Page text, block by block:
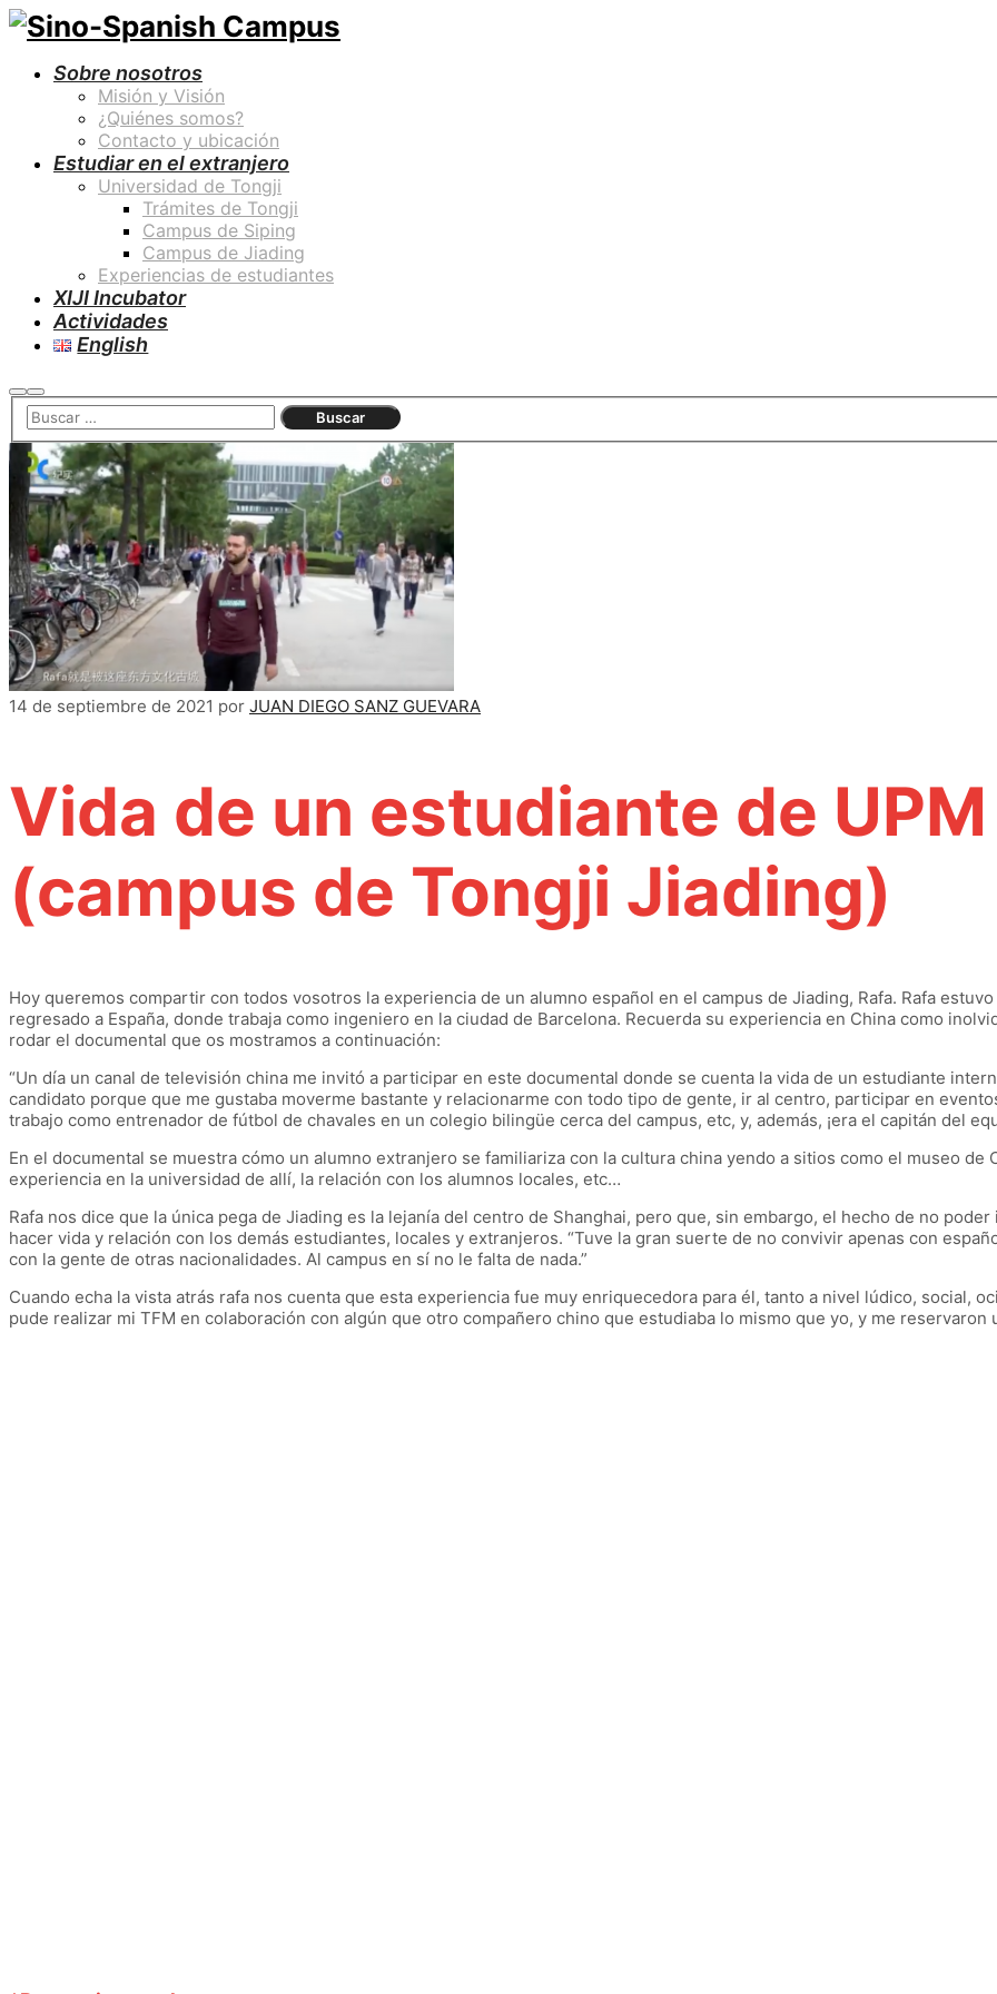
Sobre nosotros
Misión y Visión
¿Quiénes somos?
Contacto y ubicación
Estudiar en el extranjero
Universidad de Tongji
Trámites de Tongji
Campus de Siping
Campus de Jiading
Experiencias de estudiantes
XIJI Incubator
Actividades
English
Buscar
Menú
principal
14 de septiembre de 2021 por JUAN DIEGO SANZ GUEVARA
Vida de un estudiante de
(campus de Tongji Jiading)
Hoy queremos compartir con todos vosotros la experiencia de un alumno español en el campus de Jiading, Rafa. Rafa
regresado a España, donde trabaja como ingeniero en la ciudad de Barcelona. Recuerda su experiencia en China como
rodar el documental que os mostramos a continuación:
“Un día un canal de televisión china me invitó a participar en este documental donde se cuenta la vida de un estudiante
candidato porque que me gustaba moverme bastante y relacionarme con todo tipo de gente, ir al centro, participar en
trabajo como entrenador de fútbol de chavales en un colegio bilingüe cerca del campus, etc, y, además, ¡era el capitán del
En el documental se muestra cómo un alumno extranjero se familiariza con la cultura china yendo a sitios como el museo
experiencia en la universidad de allí, la relación con los alumnos locales, etc…
Rafa nos dice que la única pega de Jiading es la lejanía del centro de Shanghai, pero que, sin embargo, el hecho de no
hacer vida y relación con los demás estudiantes, locales y extranjeros. “Tuve la gran suerte de no convivir apenas con
con la gente de otras nacionalidades. Al campus en sí no le falta de nada.”
Cuando echa la vista atrás rafa nos cuenta que esta experiencia fue muy enriquecedora para él, tanto a nivel lúdico, social,
pude realizar mi TFM en colaboración con algún que otro compañero chino que estudiaba lo mismo que yo, y me